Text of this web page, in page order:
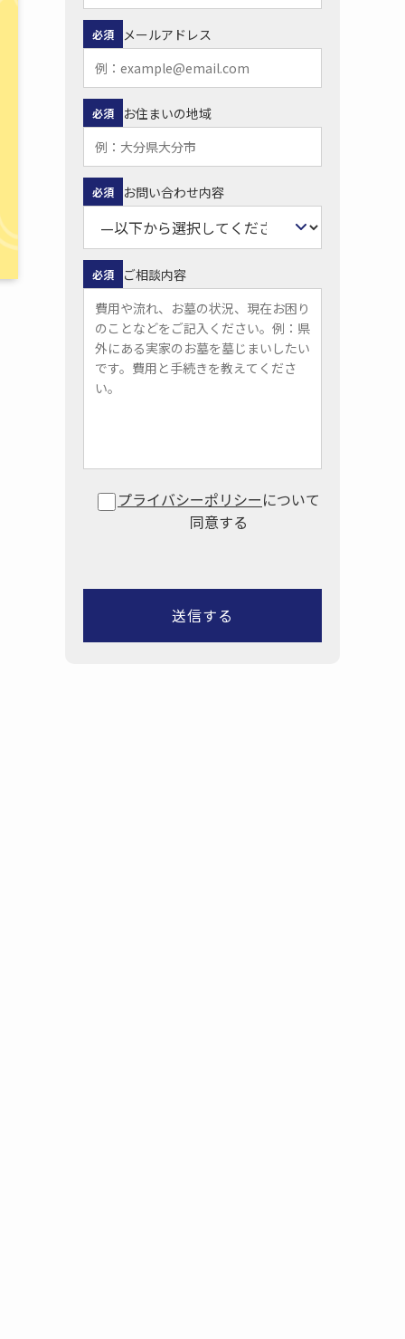
メールアドレス
必須
お住まいの地域
必須
お問い合わせ内容
必須
ご相談内容
必須
プライバシーポリシーについて
同意する